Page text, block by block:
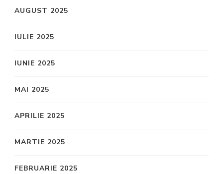
AUGUST 2025
IULIE 2025
IUNIE 2025
MAI 2025
APRILIE 2025
MARTIE 2025
FEBRUARIE 2025